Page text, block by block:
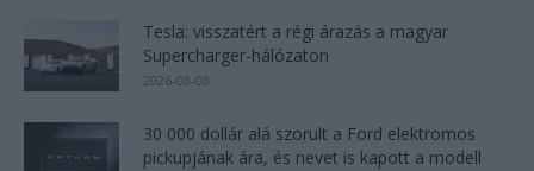
Tesla: visszatért a régi árazás a magyar
Supercharger-hálózaton
2026-08-08
30 000 dollár alá szorult a Ford elektromos
pickupjának ára, és nevet is kapott a modell